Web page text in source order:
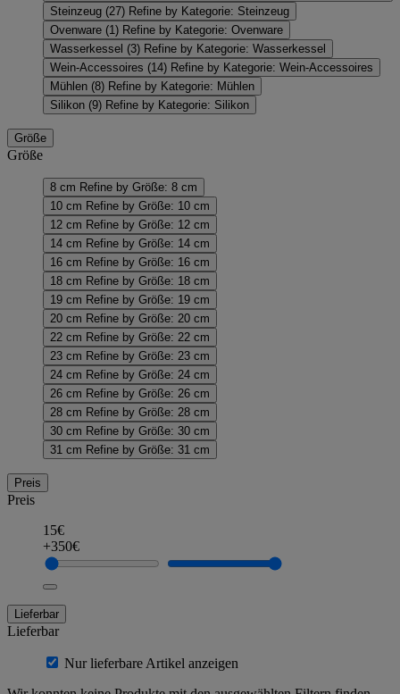
Steinzeug (27) Refine by Kategorie: Steinzeug
Ovenware (1) Refine by Kategorie: Ovenware
Wasserkessel (3) Refine by Kategorie: Wasserkessel
Wein-Accessoires (14) Refine by Kategorie: Wein-Accessoires
Mühlen (8) Refine by Kategorie: Mühlen
Silikon (9) Refine by Kategorie: Silikon
Größe
Größe
8 cm Refine by Größe: 8 cm
10 cm Refine by Größe: 10 cm
12 cm Refine by Größe: 12 cm
14 cm Refine by Größe: 14 cm
16 cm Refine by Größe: 16 cm
18 cm Refine by Größe: 18 cm
19 cm Refine by Größe: 19 cm
20 cm Refine by Größe: 20 cm
22 cm Refine by Größe: 22 cm
23 cm Refine by Größe: 23 cm
24 cm Refine by Größe: 24 cm
26 cm Refine by Größe: 26 cm
28 cm Refine by Größe: 28 cm
30 cm Refine by Größe: 30 cm
31 cm Refine by Größe: 31 cm
Preis
Preis
15€
+350€
Lieferbar
Lieferbar
Nur lieferbare Artikel anzeigen